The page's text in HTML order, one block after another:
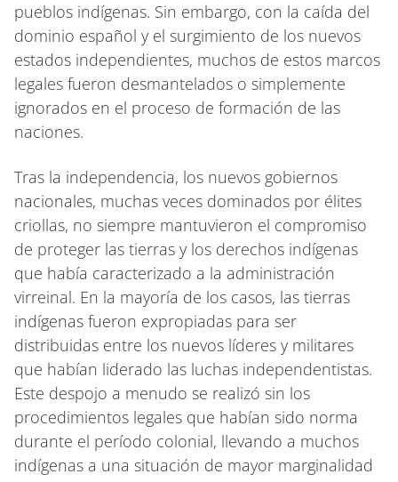
pueblos indígenas. Sin embargo, con la caída del
dominio español y el surgimiento de los nuevos
estados independientes, muchos de estos marcos
legales fueron desmantelados o simplemente
ignorados en el proceso de formación de las
naciones.
Tras la independencia, los nuevos gobiernos
nacionales, muchas veces dominados por élites
criollas, no siempre mantuvieron el compromiso
de proteger las tierras y los derechos indígenas
que había caracterizado a la administración
virreinal. En la mayoría de los casos, las tierras
indígenas fueron expropiadas para ser
distribuidas entre los nuevos líderes y militares
que habían liderado las luchas independentistas.
Este despojo a menudo se realizó sin los
procedimientos legales que habían sido norma
durante el período colonial, llevando a muchos
indígenas a una situación de mayor marginalidad